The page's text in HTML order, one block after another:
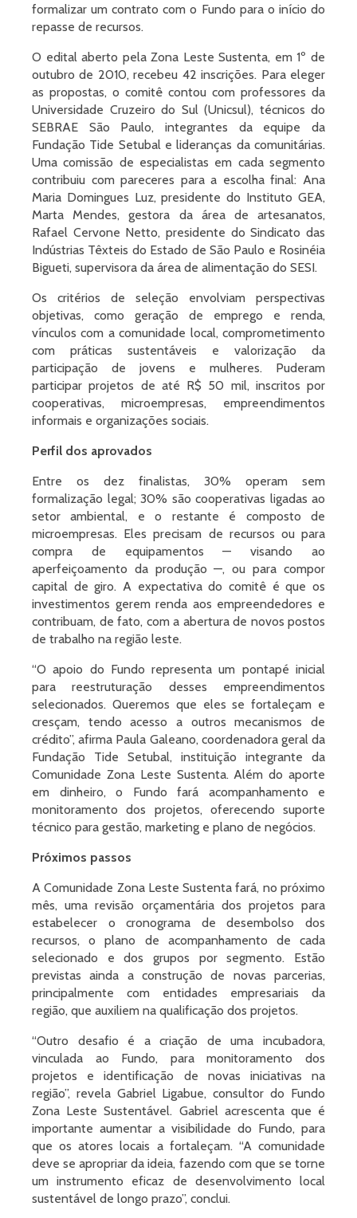
formalizar um contrato com o Fundo para o início do
repasse de recursos.
O edital aberto pela Zona Leste Sustenta, em 1º de
outubro de 2010, recebeu 42 inscrições. Para eleger
as propostas, o comitê contou com professores da
Universidade Cruzeiro do Sul (Unicsul), técnicos do
SEBRAE São Paulo, integrantes da equipe da
Fundação Tide Setubal e lideranças da comunitárias.
Uma comissão de especialistas em cada segmento
contribuiu com pareceres para a escolha final: Ana
Maria Domingues Luz, presidente do Instituto GEA,
Marta Mendes, gestora da área de artesanatos,
Rafael Cervone Netto, presidente do Sindicato das
Indústrias Têxteis do Estado de São Paulo e Rosinéia
Bigueti, supervisora da área de alimentação do SESI.
Os critérios de seleção envolviam perspectivas
objetivas, como geração de emprego e renda,
vínculos com a comunidade local, comprometimento
com práticas sustentáveis e valorização da
participação de jovens e mulheres. Puderam
participar projetos de até R$ 50 mil, inscritos por
cooperativas, microempresas, empreendimentos
informais e organizações sociais.
Perfil dos aprovados
Entre os dez finalistas, 30% operam sem
formalização legal; 30% são cooperativas ligadas ao
setor ambiental, e o restante é composto de
microempresas. Eles precisam de recursos ou para
compra de equipamentos — visando ao
aperfeiçoamento da produção —, ou para compor
capital de giro. A expectativa do comitê é que os
investimentos gerem renda aos empreendedores e
contribuam, de fato, com a abertura de novos postos
de trabalho na região leste.
“O apoio do Fundo representa um pontapé inicial
para reestruturação desses empreendimentos
selecionados. Queremos que eles se fortaleçam e
cresçam, tendo acesso a outros mecanismos de
crédito”, afirma Paula Galeano, coordenadora geral da
Fundação Tide Setubal, instituição integrante da
Comunidade Zona Leste Sustenta. Além do aporte
em dinheiro, o Fundo fará acompanhamento e
monitoramento dos projetos, oferecendo suporte
técnico para gestão, marketing e plano de negócios.
Próximos passos
A Comunidade Zona Leste Sustenta fará, no próximo
mês, uma revisão orçamentária dos projetos para
estabelecer o cronograma de desembolso dos
recursos, o plano de acompanhamento de cada
selecionado e dos grupos por segmento. Estão
previstas ainda a construção de novas parcerias,
principalmente com entidades empresariais da
região, que auxiliem na qualificação dos projetos.
“Outro desafio é a criação de uma incubadora,
vinculada ao Fundo, para monitoramento dos
projetos e identificação de novas iniciativas na
região”, revela Gabriel Ligabue, consultor do Fundo
Zona Leste Sustentável. Gabriel acrescenta que é
importante aumentar a visibilidade do Fundo, para
que os atores locais a fortaleçam. “A comunidade
deve se apropriar da ideia, fazendo com que se torne
um instrumento eficaz de desenvolvimento local
sustentável de longo prazo”, conclui.